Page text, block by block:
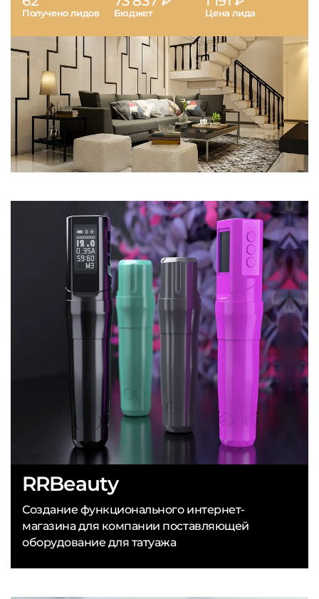
Получено лидов Бюджет Цена лида
RRBeauty
Создание функционального интернет-
магазина для компании поставляющей
оборудование для татуажа